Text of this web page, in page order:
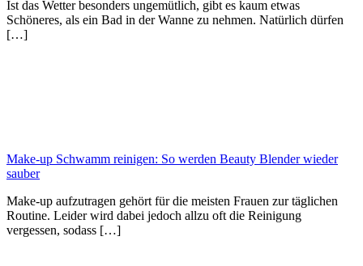
Ist das Wetter besonders ungemütlich, gibt es kaum etwas
Schöneres, als ein Bad in der Wanne zu nehmen. Natürlich dürfen
[…]
Make-up Schwamm reinigen: So werden Beauty Blender wieder
sauber
Make-up aufzutragen gehört für die meisten Frauen zur täglichen
Routine. Leider wird dabei jedoch allzu oft die Reinigung
vergessen, sodass […]